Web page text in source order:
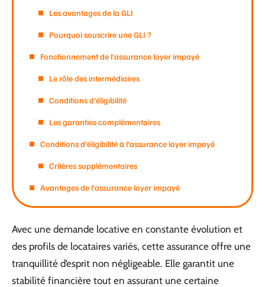
Les avantages de la GLI
Pourquoi souscrire une GLI ?
Fonctionnement de l’assurance loyer impayé
Le rôle des intermédiaires
Conditions d’éligibilité
Les garanties complémentaires
Conditions d’éligibilité à l’assurance loyer impayé
Critères supplémentaires
Avantages de l’assurance loyer impayé
Avec une demande locative en constante évolution et
des profils de locataires variés, cette assurance offre une
tranquillité d’esprit non négligeable. Elle garantit une
stabilité financière tout en assurant une certaine